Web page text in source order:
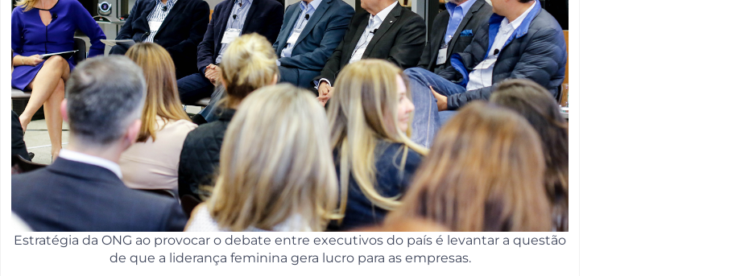
Estratégia da ONG ao provocar o debate entre executivos do país é levantar a questão
de que a liderança feminina gera lucro para as empresas.